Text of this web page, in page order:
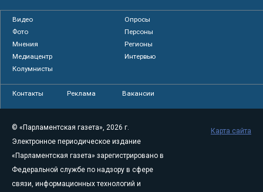
Видео
Опросы
Фото
Персоны
Мнения
Регионы
Медиацентр
Интервью
Колумнисты
Контакты Реклама Вакансии
© «Парламентская газета», 2026 г.
Электронное периодическое издание
«Парламентская газета» зарегистрировано в
Федеральной службе по надзору в сфере
связи, информационных технологий и
Карта сайта